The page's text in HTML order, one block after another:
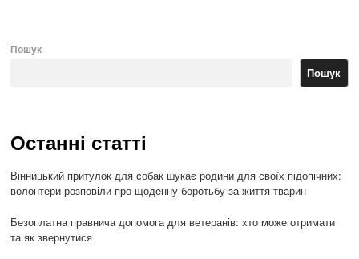
Пошук
Пошук
Останні статті
Вінницький притулок для собак шукає родини для своїх підопічних:
волонтери розповіли про щоденну боротьбу за життя тварин
Безоплатна правнича допомога для ветеранів: хто може отримати
та як звернутися